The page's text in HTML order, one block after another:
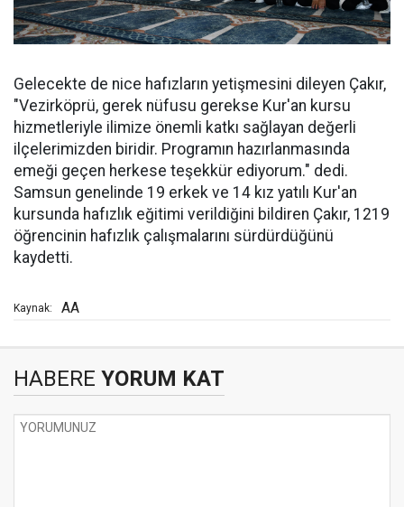
Gelecekte de nice hafızların yetişmesini dileyen Çakır,
"Vezirköprü, gerek nüfusu gerekse Kur'an kursu
hizmetleriyle ilimize önemli katkı sağlayan değerli
ilçelerimizden biridir. Programın hazırlanmasında
emeği geçen herkese teşekkür ediyorum." dedi.
Samsun genelinde 19 erkek ve 14 kız yatılı Kur'an
kursunda hafızlık eğitimi verildiğini bildiren Çakır, 1219
öğrencinin hafızlık çalışmalarını sürdürdüğünü
kaydetti.
Kaynak: AA
HABERE YORUM KAT